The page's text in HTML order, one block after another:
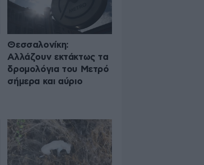
Θεσσαλονίκη:
Αλλάζουν εκτάκτως τα
δρομολόγια του Μετρό
σήμερα και αύριο